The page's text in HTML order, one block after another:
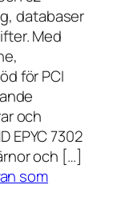
databaser
Med
för PCI
och
EPYC 7302
och […]
som